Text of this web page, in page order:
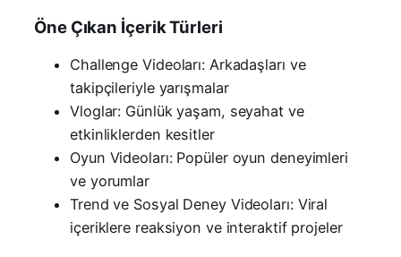
Öne Çıkan İçerik Türleri
Challenge Videoları: Arkadaşları ve
takipçileriyle yarışmalar
Vloglar: Günlük yaşam, seyahat ve
etkinliklerden kesitler
Oyun Videoları: Popüler oyun deneyimleri
ve yorumlar
Trend ve Sosyal Deney Videoları: Viral
içeriklere reaksiyon ve interaktif projeler